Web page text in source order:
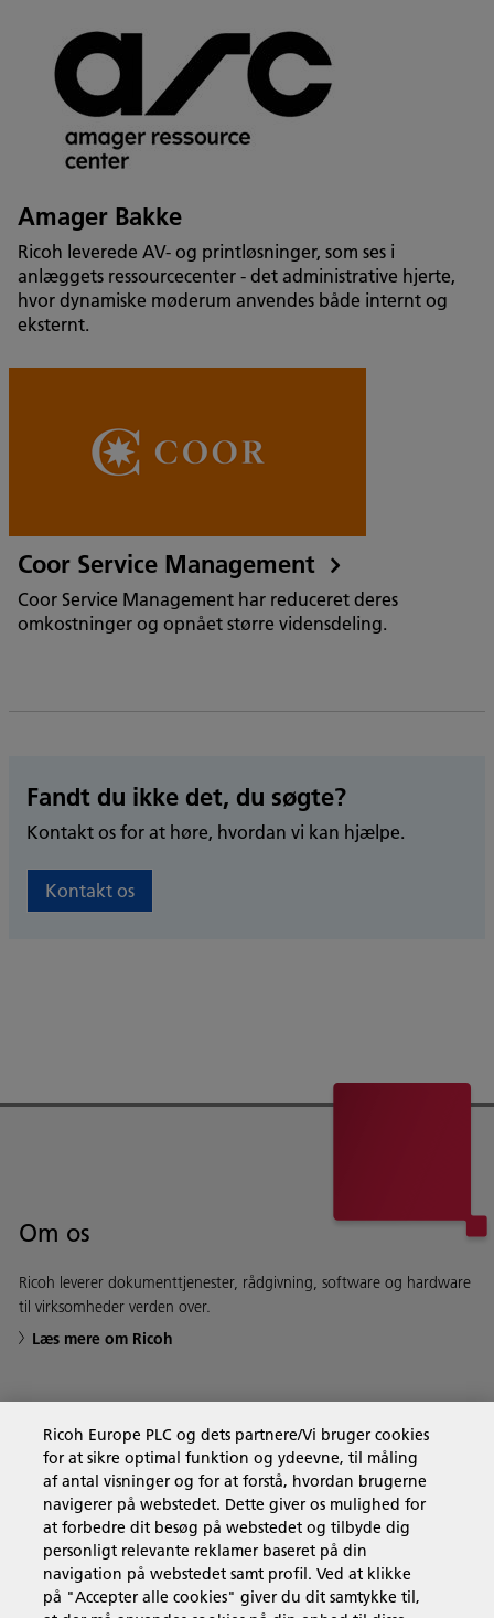
Amager Bakke
Ricoh leverede AV- og printløsninger, som ses i
anlæggets ressourcecenter - det administrative hjerte,
hvor dynamiske møderum anvendes både internt og
eksternt.
Coor Service Management
Coor Service Management har reduceret deres
omkostninger og opnået større vidensdeling.
Fandt du ikke det, du søgte?
Kontakt os for at høre, hvordan vi kan hjælpe.
Kontakt os
Om os
Ricoh leverer dokumenttjenester, rådgivning, software og hardware
til virksomheder verden over.
Læs mere om Ricoh
Forretningsløsninger
Produkter og services
Support & Kontakt
Ricoh Europe PLC og dets partnere/Vi bruger cookies
for at sikre optimal funktion og ydeevne, til måling
af antal visninger og for at forstå, hvordan brugerne
navigerer på webstedet. Dette giver os mulighed for
at forbedre dit besøg på webstedet og tilbyde dig
personligt relevante reklamer baseret på din
navigation på webstedet samt profil. Ved at klikke
på "Accepter alle cookies" giver du dit samtykke til,